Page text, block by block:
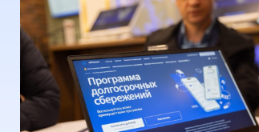
Сейчас у предприятий по всей стране
труда в России становится все больше
их число возросло на 30%. Для таких
чувство защищенности.С другой
молодежь, у которой свои ценности.
условия труда, открытое и